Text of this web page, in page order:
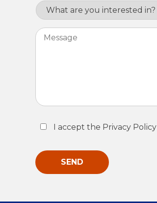
Interest
Message
Consent
I accept the Privacy Policy